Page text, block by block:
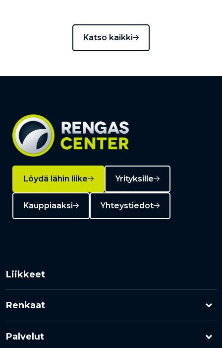
Katso kaikki
Löydä lähin liike Yrityksille
Kauppiaaksi Yhteystiedot
Liikkeet
Renkaat
Henkilöauton renkaat
Palvelut